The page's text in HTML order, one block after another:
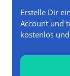
Erstelle Dir
Account und
kostenlos